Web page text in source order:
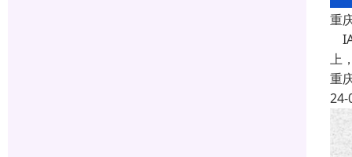
重
上
重
24-